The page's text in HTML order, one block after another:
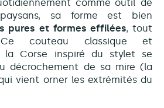
comme outil de
sa forme est bien
pures et formes effilées, tout
couteau classique et
la Corse inspiré du stylet se
décrochement de sa mire (la
vient orner les extrémités du